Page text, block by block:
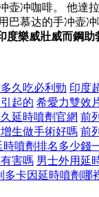
壶冲咖啡。 他達
巴慕达的手冲壶
度樂威壯威而鋼助
久吃必利勁 印度
起的 希愛力雙效
延時噴劑官網 前
生做手術好嗎 前
時噴劑排名多少錢
害嗎 男士外用延
多卡因延時噴劑哪